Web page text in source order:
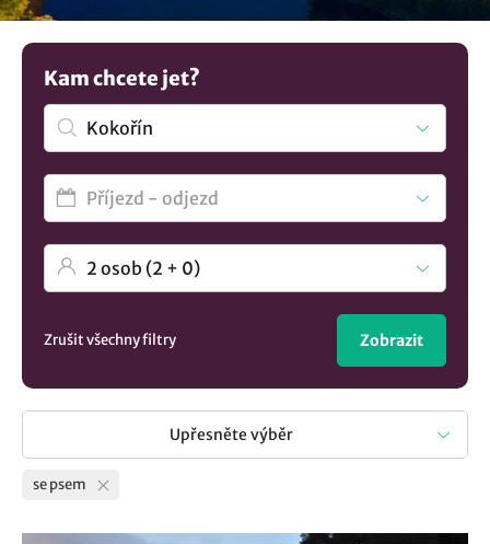
chaty i apartmány, kde je možné se ubytovat s domácím
zvířetem. Nenalezli jste to pravé? Objevte další možnosti
ubytování v lokalitě Kokořín
Kam chcete jet?
Zrušit všechny filtry Zobrazit
Upřesněte výběr
se psem